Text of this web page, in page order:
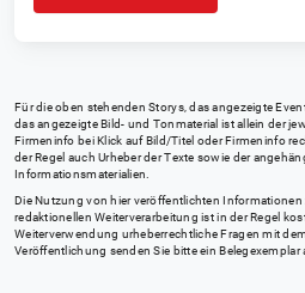
Für die oben stehenden Storys, das angezeigte
das angezeigte Bild- und Tonmaterial ist allein der
Firmeninfo bei Klick auf Bild/Titel oder Firmeninfo
der Regel auch Urheber der Texte sowie der
Informationsmaterialien.
Die Nutzung von hier veröffentlichten
redaktionellen Weiterverarbeitung ist in der Regel
Weiterverwendung urheberrechtliche Fragen mit
Veröffentlichung senden Sie bitte ein Belegexemplar